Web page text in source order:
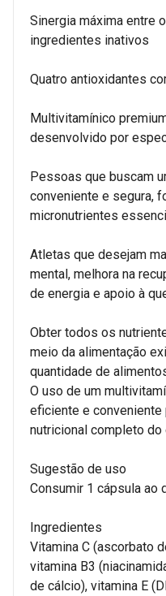
Sinergia máxima entre
ingredientes inativos
Quatro antioxidantes
Multivitamínico
desenvolvido por
Pessoas que buscam
conveniente e segura,
micronutrientes
Atletas que desejam
mental, melhora na
de energia e apoio à
Obter todos os
meio da alimentação
quantidade de
O uso de um
eficiente e conveniente
nutricional completo do
Sugestão de uso
Consumir 1 cápsula ao
Ingredientes
Vitamina C (ascorbato
vitamina B3
de cálcio), vitamina E